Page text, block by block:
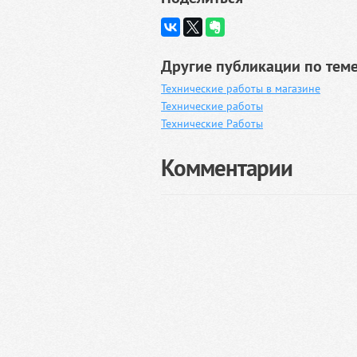
Другие публикации по
Технические работы в магазине
Технические работы
Технические Работы
Комментарии